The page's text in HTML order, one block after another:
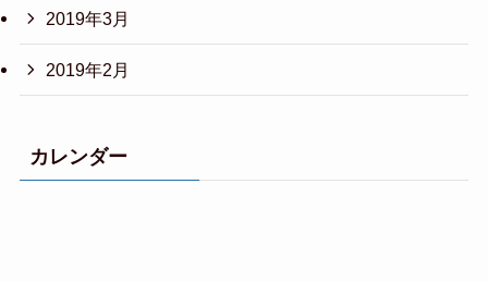
2019年3月
2019年2月
カレンダー